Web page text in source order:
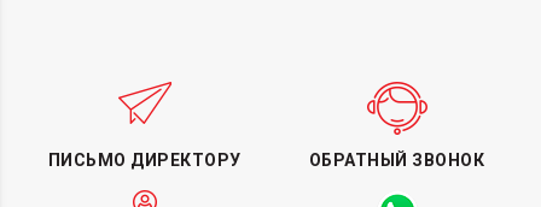
ПИСЬМО ДИРЕКТОРУ ОБРАТНЫЙ ЗВОНОК